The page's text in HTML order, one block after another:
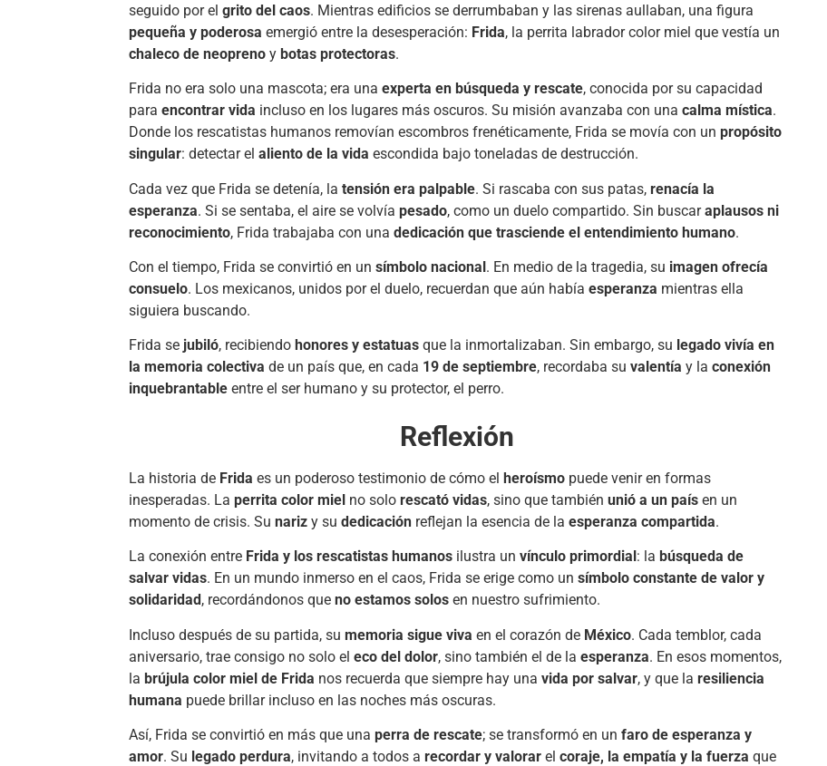
seguido por el grito del caos. Mientras edificios se derrumbaban y las sirenas aullaban, una figura
pequeña y poderosa emergió entre la desesperación: Frida, la perrita labrador color miel que vestía un
chaleco de neopreno y botas protectoras.
Frida no era solo una mascota; era una experta en búsqueda y rescate, conocida por su capacidad
para encontrar vida incluso en los lugares más oscuros. Su misión avanzaba con una calma mística.
Donde los rescatistas humanos removían escombros frenéticamente, Frida se movía con un propósito
singular: detectar el aliento de la vida escondida bajo toneladas de destrucción.
Cada vez que Frida se detenía, la tensión era palpable. Si rascaba con sus patas, renacía la
esperanza. Si se sentaba, el aire se volvía pesado, como un duelo compartido. Sin buscaraplausos ni
reconocimiento, Frida trabajaba con una dedicación que trasciende el entendimiento humano.
Con el tiempo, Frida se convirtió en un símbolo nacional. En medio de la tragedia, su imagen ofrecía
consuelo. Los mexicanos, unidos por el duelo, recuerdan que aún había esperanza mientras ella
siguiera buscando.
Frida se jubiló, recibiendo honores y estatuas que la inmortalizaban. Sin embargo, su legado vivía en
la memoria colectiva de un país que, en cada 19 de septiembre, recordaba su valentía y la conexión
inquebrantable entre el ser humano y su protector, el perro.
Reflexión
La historia de Frida es un poderoso testimonio de cómo el heroísmo puede venir en formas
inesperadas. La perrita color miel no solo rescató vidas, sino que también unió a un país en un
momento de crisis. Su nariz y su dedicación reflejan la esencia de la esperanza compartida.
La conexión entre Frida y los rescatistas humanos ilustra un vínculo primordial: la búsqueda de
salvar vidas. En un mundo inmerso en el caos, Frida se erige como un símbolo constante de valor y
solidaridad, recordándonos que no estamos solos en nuestro sufrimiento.
Incluso después de su partida, su memoria sigue viva en el corazón de México. Cada temblor, cada
aniversario, trae consigo no solo el eco del dolor, sino también el de la esperanza. En esos momentos,
la brújula color miel de Frida nos recuerda que siempre hay una vida por salvar, y que la resiliencia
humana puede brillar incluso en las noches más oscuras.
Así, Frida se convirtió en más que una perra de rescate; se transformó en un faro de esperanza y
amor. Su legado perdura, invitando a todos a recordar y valorar el coraje, la empatía y la fuerza que